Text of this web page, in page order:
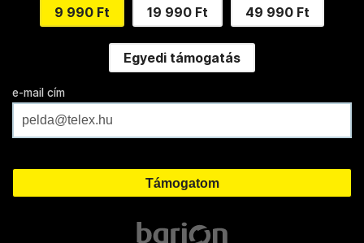
9 990 Ft 19 990 Ft 49 990 Ft
Egyedi támogatás
e-mail cím